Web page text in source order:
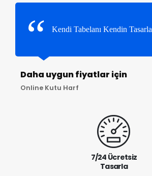
Kendi Tabelanı Kendin Tasarla
Daha uygun fiyatlar için
Online Kutu Harf
7/24 Ücretsiz
Tasarla